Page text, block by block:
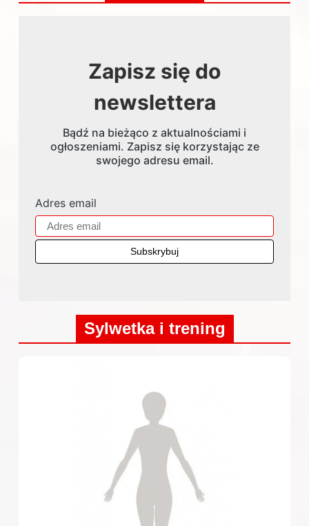
Zapisz się do
newslettera
Bądź na bieżąco z aktualnościami i
ogłoszeniami. Zapisz się korzystając ze
swojego adresu email.
Adres email
Sylwetka i trening